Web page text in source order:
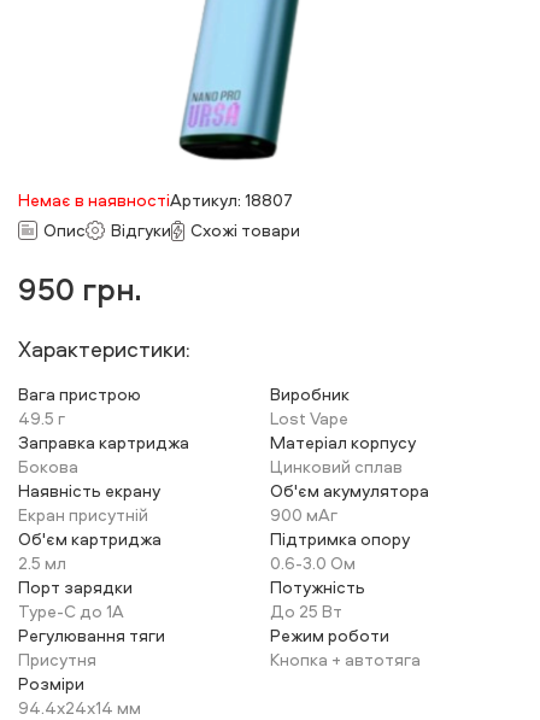
Немає в наявностіАртикул: 18807
Опис
Відгуки Схожі товари
950 грн.
Характеристики:
Вага пристрою
49.5 г
Виробник
Lost Vape
Заправка картриджа
Бокова
Матеріал корпусу
Цинковий сплав
Наявність екрану
Екран присутній
Об'єм акумулятора
900 мАг
Об'єм картриджа
2.5 мл
Підтримка опору
0.6-3.0 Ом
Порт зарядки
Type-C до 1А
Потужність
До 25 Вт
Регулювання тяги
Присутня
Режим роботи
Кнопка + автотяга
Розміри
94.4х24х14 мм